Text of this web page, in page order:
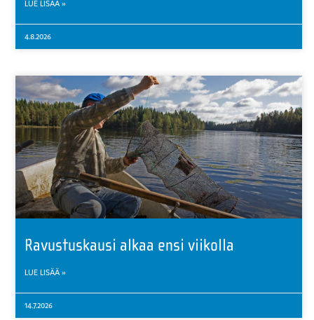
LUE LISÄÄ »
4.8.2026
Ravustuskausi alkaa ensi viikolla
LUE LISÄÄ »
14.7.2026